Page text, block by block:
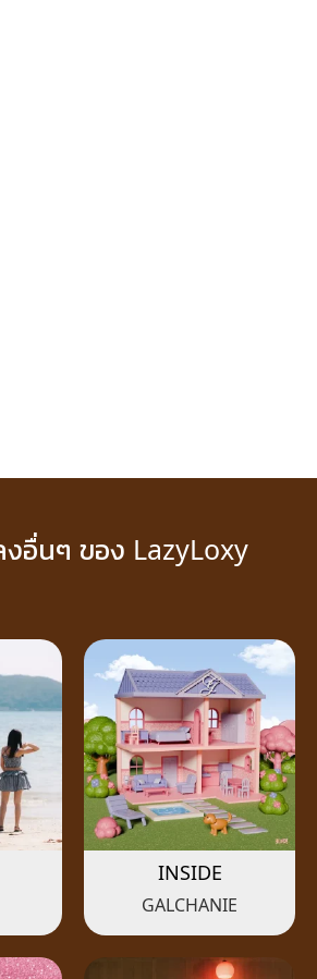
อื่นๆ ของ LazyLoxy
INSIDE
GALCHANIE